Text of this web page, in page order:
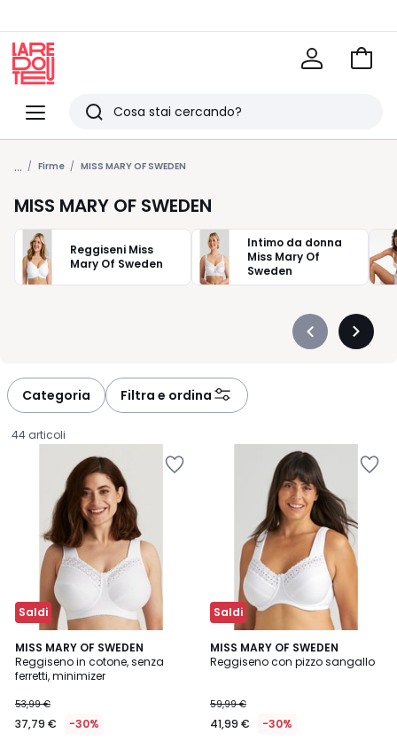
Menu
Redoute
Ricerca
Ultimi
articoli
visti
Vai
... Firme MISS MARY OF SWEDEN
MISS MARY OF SWEDEN
Reggiseni Miss
Mary Of Sweden
Intimo da donna
Miss Mary Of
Sweden
Précédent
Categoria Filtra e ordina
44 articoli
Saldi
MISS MARY OF SWEDEN
Reggiseno in cotone, senza
ferretti, minimizer
€
Invece
53,99 €
37,79 € -30%
4,5
/ 5
6
Colori
Saldi
MISS MARY OF SWEDEN
Reggiseno con pizzo sangallo
59,99 €
41,99 € -30%
4,4
/ 5
2
Colori